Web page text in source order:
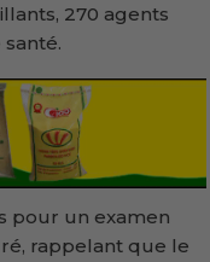
270 agents
pour un examen
rappelant que le